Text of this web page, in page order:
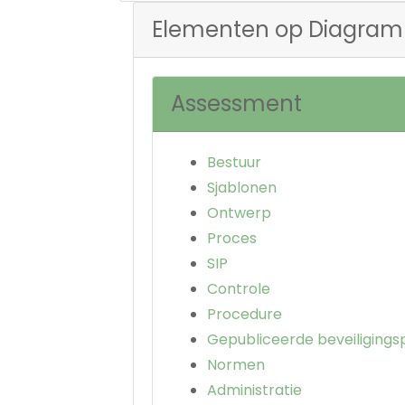
Elementen op Diagram
Assessment
Bestuur
Sjablonen
Ontwerp
Proces
SIP
Controle
Procedure
Gepubliceerde
Normen
Administratie